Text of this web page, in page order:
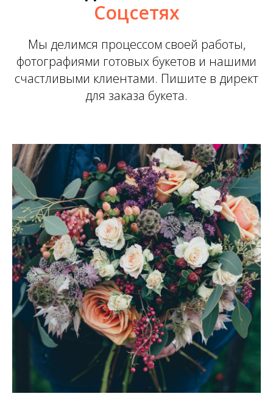
Соцсетях
Мы делимся процессом своей работы,
фотографиями готовых букетов и нашими
счастливыми клиентами. Пишите в директ
для заказа букета.